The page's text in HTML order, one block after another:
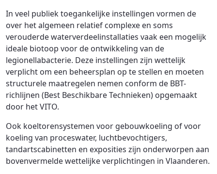
In veel publiek toegankelijke instellingen vormen de
over het algemeen relatief complexe en soms
verouderde waterverdeelinstallaties vaak een mogelijk
ideale biotoop voor de ontwikkeling van de
legionellabacterie. Deze instellingen zijn wettelijk
verplicht om een beheersplan op te stellen en moeten
structurele maatregelen nemen conform de BBT-
richlijnen (Best Beschikbare Technieken) opgemaakt
door het VITO.
Ook koeltorensystemen voor gebouwkoeling of voor
koeling van proceswater, luchtbevochtigers,
tandartscabinetten en exposities zijn onderworpen aan
bovenvermelde wettelijke verplichtingen in Vlaanderen.